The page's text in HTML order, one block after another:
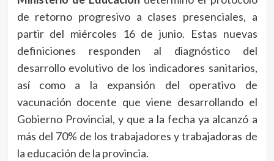
de retorno progresivo a clases presenciales, a
partir del miércoles 16 de junio. Estas nuevas
definiciones responden al diagnóstico del
desarrollo evolutivo de los indicadores sanitarios,
así como a la expansión del operativo de
vacunación docente que viene desarrollando el
Gobierno Provincial, y que a la fecha ya alcanzó a
más del 70% de los trabajadores y trabajadoras de
la educación de la provincia.